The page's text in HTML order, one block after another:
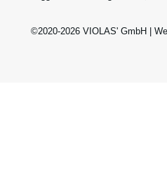
©2020-2026 VIOLAS' GmbH |